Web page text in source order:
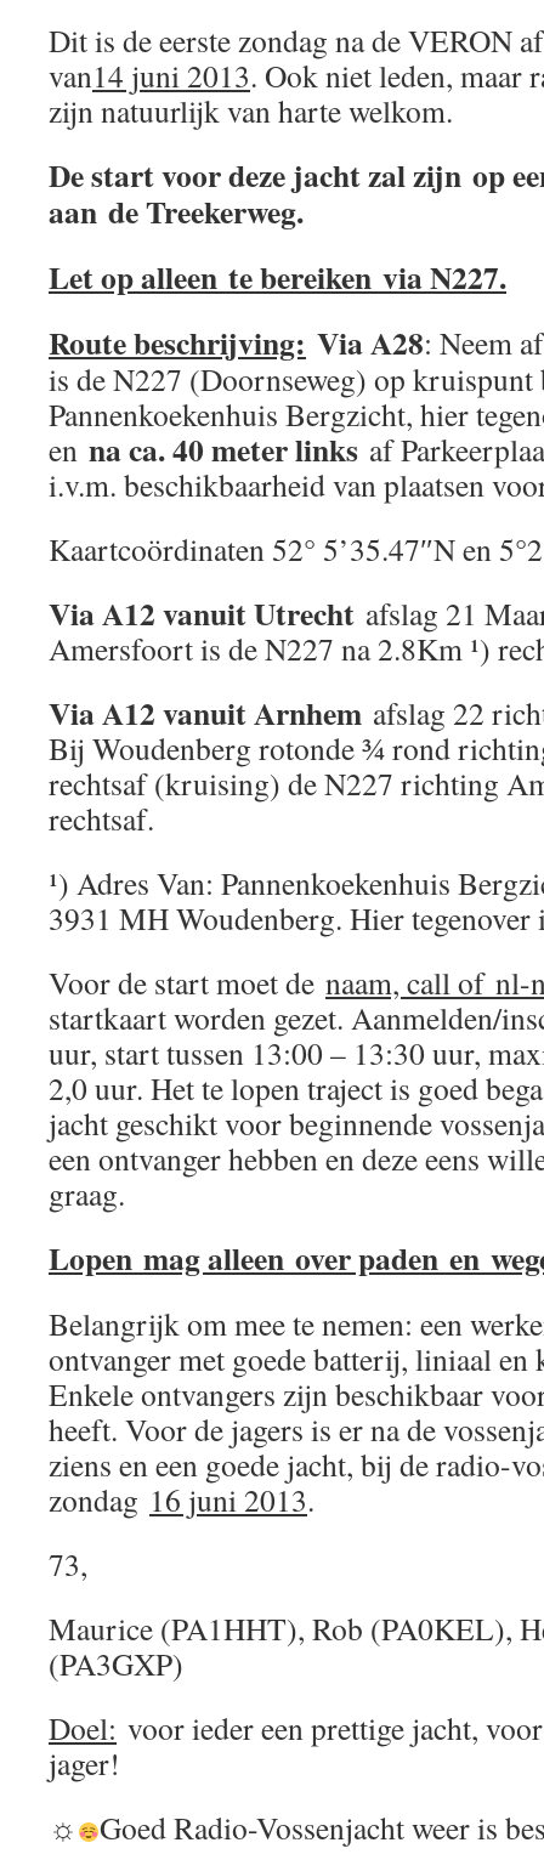
Dit is de eerste zondag na de VERON
van14 juni 2013. Ook niet leden, maar
zijn natuurlijk van harte welkom.
De start voor deze jacht zal zijn op
aan de Treekerweg.
Let op alleen te bereiken via N227.
Route beschrijving: Via A28: Neem
is de N227 (Doornseweg) op kruispunt
Pannenkoekenhuis Bergzicht, hier
en na ca. 40 meter links af
i.v.m. beschikbaarheid van plaatsen
Kaartcoördinaten 52° 5’35.47″N en
Via A12 vanuit Utrecht afslag 21
Amersfoort is de N227 na 2.8Km ¹)
Via A12 vanuit Arnhem afslag 22
Bij Woudenberg rotonde ¾ rond
rechtsaf (kruising) de N227 richting
rechtsaf.
¹) Adres Van: Pannenkoekenhuis
3931 MH Woudenberg. Hier tegenover
Voor de start moet de naam, call of nl-
startkaart worden gezet. Aanmelden/
uur, start tussen 13:00 – 13:30 uur,
2,0 uur. Het te lopen traject is goed
jacht geschikt voor beginnende
een ontvanger hebben en deze eens
graag.
Lopen mag alleen over paden en
Belangrijk om mee te nemen: een
ontvanger met goede batterij, liniaal en
Enkele ontvangers zijn beschikbaar
heeft. Voor de jagers is er na de
ziens en een goede jacht, bij de radio-
zondag 16 juni 2013.
73,
Maurice (PA1HHT), Rob (PA0KEL),
(PA3GXP)
Doel: voor ieder een prettige jacht,
jager!
☼
Goed Radio-Vossenjacht weer is